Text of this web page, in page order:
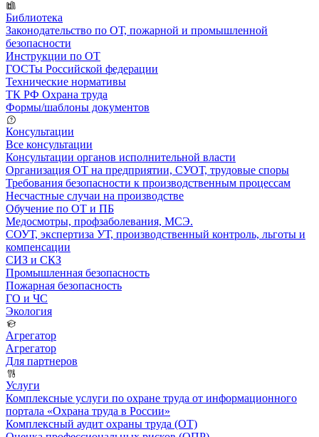
Библиотека
Законодательство по ОТ, пожарной и промышленной
безопасности
Инструкции по ОТ
ГОСТы Российской федерации
Технические нормативы
ТК РФ Охрана труда
Формы/шаблоны документов
Консультации
Все консультации
Консультации органов исполнительной власти
Организация ОТ на предприятии, СУОТ, трудовые споры
Требования безопасности к производственным процессам
Несчастные случаи на производстве
Обучение по ОТ и ПБ
Медосмотры, профзаболевания, МСЭ.
СОУТ, экспертиза УТ, производственный контроль, льготы и
компенсации
СИЗ и СКЗ
Промышленная безопасность
Пожарная безопасность
ГО и ЧС
Экология
Агрегатор
Агрегатор
Для партнеров
Услуги
Комплексные услуги по охране труда от информационного
портала «Охрана труда в России»
Комплексный аудит охраны труда (ОТ)